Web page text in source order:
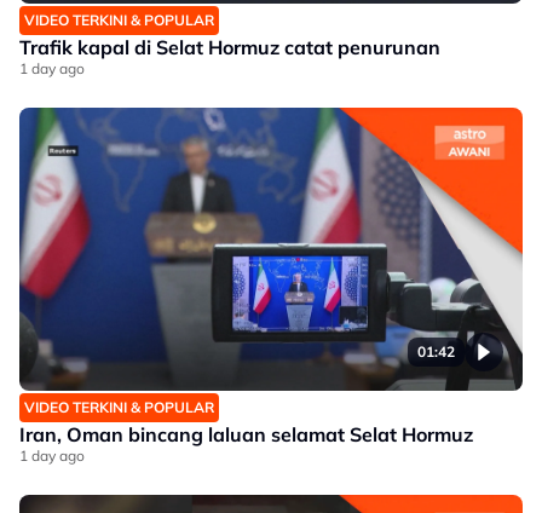
VIDEO TERKINI & POPULAR
Trafik kapal di Selat Hormuz catat penurunan
1 day ago
01:42
VIDEO TERKINI & POPULAR
Iran, Oman bincang laluan selamat Selat Hormuz
1 day ago